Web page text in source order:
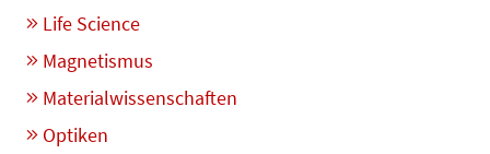
Life Science
Magnetismus
Materialwissenschaften
Optiken